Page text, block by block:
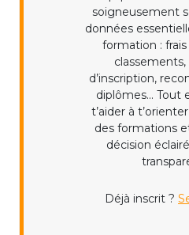
soigneusement
données
formation :
d’inscription,
diplômes... Tout
t’aider à
des formations
décision
Déjà inscrit ?